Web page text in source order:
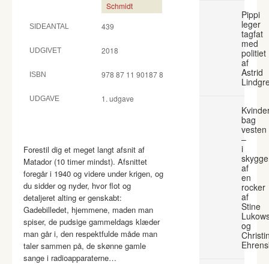
Schmidt
SIDEANTAL 439
UDGIVET 2018
ISBN 978 87 11 90187 8
UDGAVE 1. udgave
Forestil dig et meget langt afsnit af
Matador (10 timer mindst). Afsnittet
foregår i 1940 og videre under krigen, og
du sidder og nyder, hvor flot og
detaljeret alting er genskabt:
Gadebilledet, hjemmene, maden man
spiser, de pudsige gammeldags klæder
man går i, den respektfulde måde man
taler sammen på, de skønne gamle
sange i radioapparaterne…
Pippi
leger
tagfat
med
politiet
af
Astrid
bag
vesten
–
i
af
en
rocker
af
Stine
og